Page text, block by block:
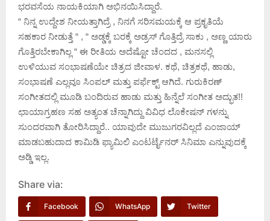
ಭರವಸೆಯ ನಾಯಕಿಯಾಗಿ ಅಭಿನಯಿಸಿದ್ದಾರೆ.
“ ನಿನ್ನ ಉದ್ದೇಶ ನೀಯತ್ತಾಗಿದ್ರೆ , ನಿನಗೆ ಸರಿಸಮಯಕ್ಕೆ ಆ ಪ್ರಕೃತಿಯೆ
ಸಹಕಾರ ನೀಡುತ್ತೆ “ , “ ಅಡ್ಡಕ್ಕೆ ಬರಕ್ಕೆ ಅಡ್ರಸ್ ಗೊತ್ತಿದ್ರೆ ಸಾಕು , ಅಣ್ಣ ಯಾರು
ಗೊತ್ತಿರಬೇಕಾಗಿಲ್ಲ “ ಈ ರೀತಿಯ ಅದೆಷ್ಟೋ ಚೆಂದದ , ಮನಸಲ್ಲಿ
ಉಳಿಯುವ ಸಂಭಾಷಣೆಯೇ ಚಿತ್ರದ ಜೀವಾಳ. ಕಥೆ, ಚಿತ್ರಕಥೆ, ಹಾಡು,
ಸಂಭಾಷಣೆ ಎಲ್ಲವೂ ಸಿಂಪಲ್ ಮತ್ತು ಪರ್ಫೆಕ್ಟ್ ಆಗಿದೆ. ಗುರುಕಿರಣ್
ಸಂಗೀತದಲ್ಲಿ ಮೂಡಿ ಬಂದಿರುವ ಹಾಡು ಮತ್ತು ಹಿನ್ನೆಲೆ ಸಂಗೀತ ಅದ್ಭುತ!!
ಛಾಯಾಗ್ರಹಣ ಸಹ ಅತ್ಯಂತ ಚೆನ್ನಾಗಿದ್ದು ವಿವಿಧ ಲೊಕೇಷನ್ ಗಳನ್ನು
ಸುಂದರವಾಗಿ ತೋರಿಸಿದ್ದಾರೆ.. ಯಾವುದೇ ಮುಜುಗರವಿಲ್ಲದೆ ಎಂಜಾಯ್
ಮಾಡಬಹುದಾದ ಕಾಮಿಡಿ ಫ್ಯಾಮಿಲಿ ಎಂಟರ್ಟೈನರ್ ಸಿನಿಮಾ ಎನ್ನುವುದಕ್ಕೆ
ಅಡ್ಡಿ ಇಲ್ಲ.
Share via:
Facebook WhatsApp Twitter